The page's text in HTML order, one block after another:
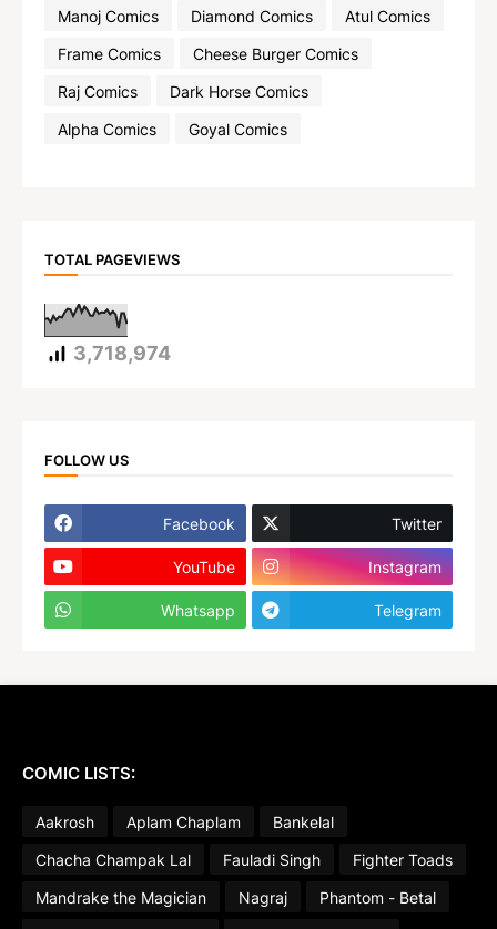
Manoj Comics
Diamond Comics
Atul Comics
Frame Comics
Cheese Burger Comics
Raj Comics
Dark Horse Comics
Alpha Comics
Goyal Comics
TOTAL PAGEVIEWS
3,718,974
FOLLOW US
Facebook Twitter
YouTube Instagram
Whatsapp Telegram
COMIC LISTS:
Aakrosh Aplam Chaplam
Bankelal
Chacha Champak Lal
Fauladi Singh
Fighter Toads
Mandrake the Magician
Nagraj
Phantom - Betal